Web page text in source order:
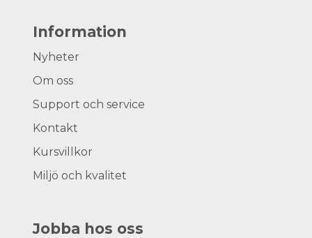
Information
Nyheter
Om oss
Support och service
Kontakt
Kursvillkor
Miljö och kvalitet
Jobba hos oss